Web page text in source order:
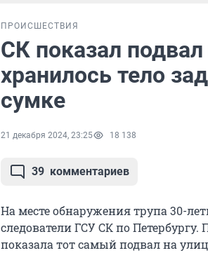
ПРОИСШЕСТВИЯ
СК показал подвал
хранилось тело
сумке
21 декабря 2024, 23:25 18 138
39 комментариев
На месте обнаружения трупа 30-
следователи ГСУ СК по
показала тот самый подвал на